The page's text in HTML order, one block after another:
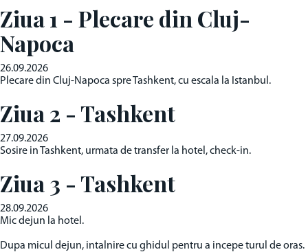
Ziua 1 - Plecare din Cluj-
Napoca
26.09.2026
Plecare din Cluj-Napoca spre Tashkent, cu escala la Istanbul.
Ziua 2 - Tashkent
27.09.2026
Sosire in Tashkent, urmata de transfer la hotel, check-in.
Ziua 3 - Tashkent
28.09.2026
Mic dejun la hotel.
Dupa micul dejun, intalnire cu ghidul pentru a incepe turul de oras.